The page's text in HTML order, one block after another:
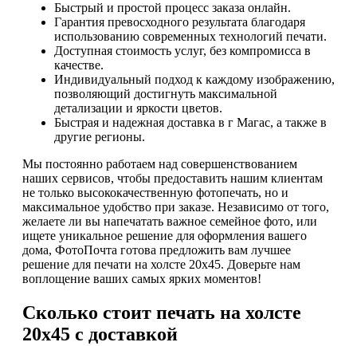
Быстрый и простой процесс заказа онлайн.
Гарантия превосходного результата благодаря
использованию современных технологий печати.
Доступная стоимость услуг, без компромисса в
качестве.
Индивидуальный подход к каждому изображению,
позволяющий достигнуть максимальной
детализации и яркости цветов.
Быстрая и надежная доставка в г Магас, а также в
другие регионы.
Мы постоянно работаем над совершенствованием
наших сервисов, чтобы предоставить нашим клиентам
не только высококачественную фотопечать, но и
максимальное удобство при заказе. Независимо от того,
желаете ли вы напечатать важное семейное фото, или
ищете уникальное решение для оформления вашего
дома, ФотоПочта готова предложить вам лучшее
решение для печати на холсте 20х45. Доверьте нам
воплощение ваших самых ярких моментов!
Сколько стоит печать на холсте
20х45 с доставкой